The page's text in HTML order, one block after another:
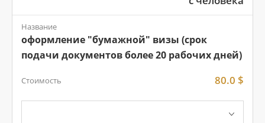
Название
оформление "бумажной" визы (срок
подачи документов более 20 рабочих дней)
Стоимость 80.0 $